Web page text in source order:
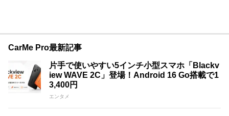
CarMe Pro最新記事
片手で使いやすい5インチ小型スマホ「Blackv
iew WAVE 2C」登場！Android 16 Go搭載で1
3,400円
エンタメ